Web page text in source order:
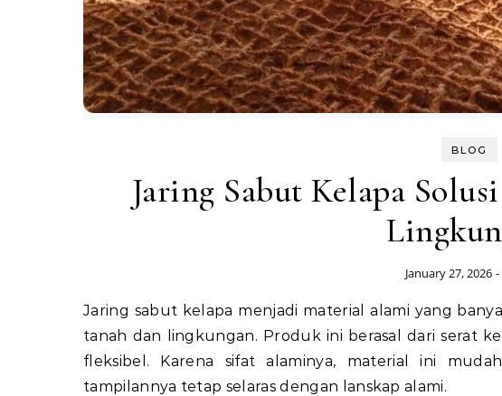
BLOG
Jaring Sabut Kelapa
January 27, 2026 -
Jaring sabut kelapa menjadi material alami yang banyak digunakan dalam upaya menjaga kestabilan
tanah dan lingkungan. Produk ini berasal dari serat
fleksibel. Karena sifat alaminya, material ini
tampilannya tetap selaras dengan lanskap alami.